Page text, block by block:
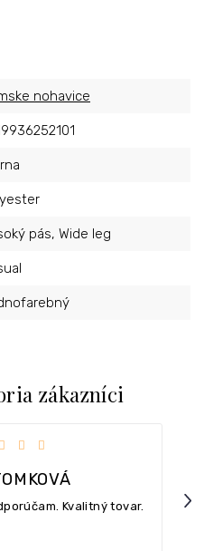
nohavice
pás, Wide leg
zákazníci
obchodu je 5 z 5 hviezdičiek.
Kvalitný tovar.